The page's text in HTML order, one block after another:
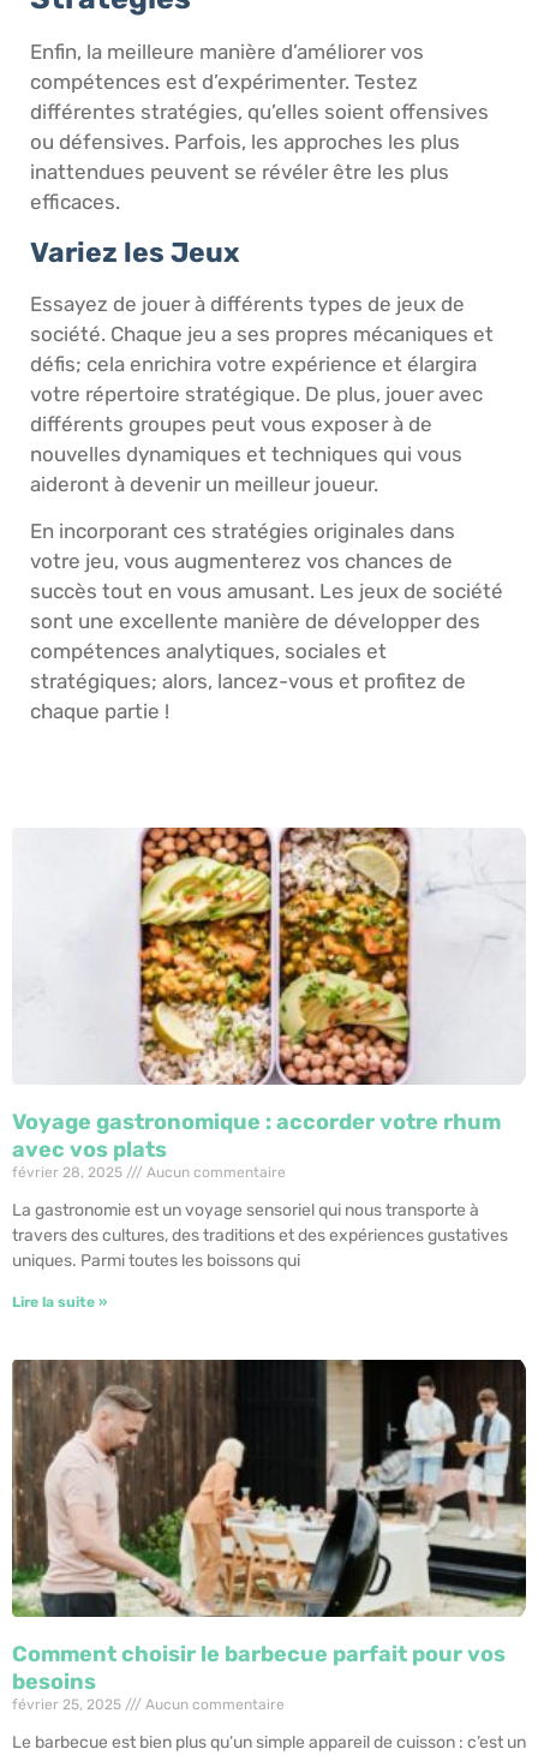
Enfin, la meilleure manière d’améliorer vos
compétences est d’expérimenter. Testez
différentes stratégies, qu’elles soient offensives
ou défensives. Parfois, les approches les plus
inattendues peuvent se révéler être les plus
efficaces.
Variez les Jeux
Essayez de jouer à différents types de jeux de
société. Chaque jeu a ses propres mécaniques et
défis; cela enrichira votre expérience et élargira
votre répertoire stratégique. De plus, jouer avec
différents groupes peut vous exposer à de
nouvelles dynamiques et techniques qui vous
aideront à devenir un meilleur joueur.
En incorporant ces stratégies originales dans
votre jeu, vous augmenterez vos chances de
succès tout en vous amusant. Les jeux de société
sont une excellente manière de développer des
compétences analytiques, sociales et
stratégiques; alors, lancez-vous et profitez de
chaque partie !
Voyage gastronomique : accorder votre rhum
avec vos plats
février 28, 2025 Aucun commentaire
La gastronomie est un voyage sensoriel qui nous transporte à
travers des cultures, des traditions et des expériences gustatives
uniques. Parmi toutes les boissons qui
Lire la suite »
Comment choisir le barbecue parfait pour vos
besoins
février 25, 2025 Aucun commentaire
Le barbecue est bien plus qu’un simple appareil de cuisson : c’est un